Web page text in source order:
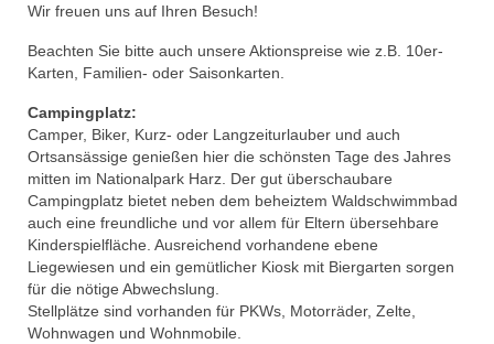
Wir freuen uns auf Ihren Besuch!
Beachten Sie bitte auch unsere Aktionspreise wie z.B. 10er-
Karten, Familien- oder Saisonkarten.
Campingplatz:
Camper, Biker, Kurz- oder Langzeiturlauber und auch
Ortsansässige genießen hier die schönsten Tage des Jahres
mitten im Nationalpark Harz. Der gut überschaubare
Campingplatz bietet neben dem beheiztem Waldschwimmbad
auch eine freundliche und vor allem für Eltern übersehbare
Kinderspielfläche. Ausreichend vorhandene ebene
Liegewiesen und ein gemütlicher Kiosk mit Biergarten sorgen
für die nötige Abwechslung.
Stellplätze sind vorhanden für PKWs, Motorräder, Zelte,
Wohnwagen und Wohnmobile.